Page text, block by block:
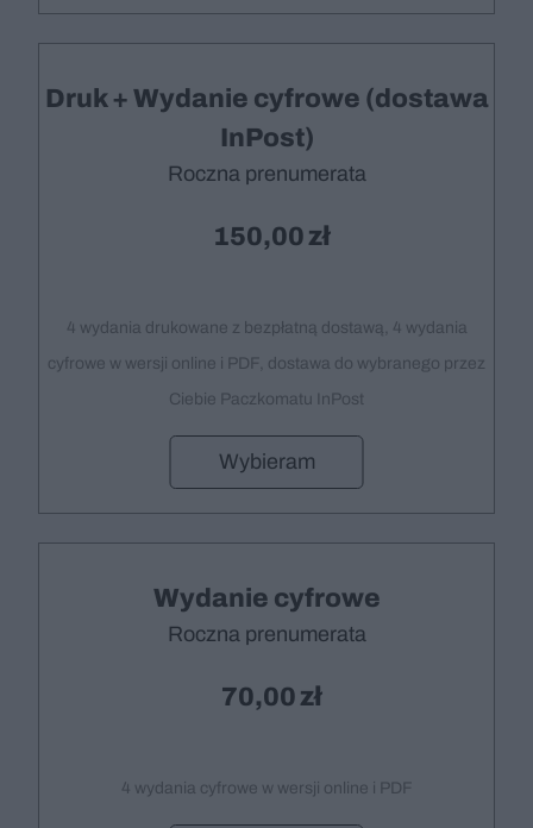
Druk + Wydanie cyfrowe (dostawa
InPost)
Roczna prenumerata
150,00
4 wydania drukowane z bezpłatną dostawą, 4 wydania
cyfrowe w wersji online i PDF, dostawa do wybranego przez
Ciebie Paczkomatu InPost
Wybieram
Wydanie cyfrowe
Roczna prenumerata
70,00
4 wydania cyfrowe w wersji online i PDF